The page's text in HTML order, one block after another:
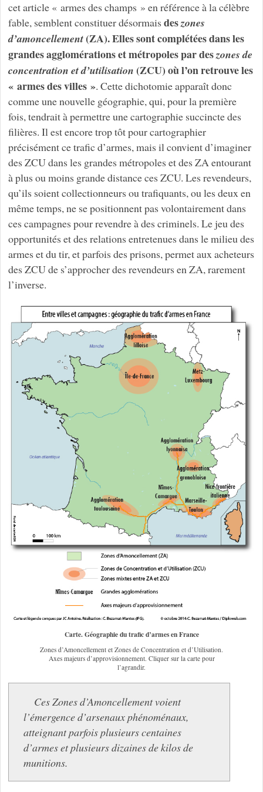
cet article « armes des champs » en référence à la célèbre
fable, semblent constituer désormais deszones
d’amoncellement(ZA). Elles sont complétées dans les
grandes agglomérations et métropoles par deszones de
concentration et d’utilisation (ZCU) où l’on retrouve les
« armes des villes ». Cette dichotomie apparaît donc
comme une nouvelle géographie, qui, pour la première
fois, tendrait à permettre une cartographie succincte des
filières. Il est encore trop tôt pour cartographier
précisément ce trafic d’armes, mais il convient d’imaginer
des ZCU dans les grandes métropoles et des ZA entourant
à plus ou moins grande distance ces ZCU. Les revendeurs,
qu’ils soient collectionneurs ou trafiquants, ou les deux en
même temps, ne se positionnent pas volontairement dans
ces campagnes pour revendre à des criminels. Le jeu des
opportunités et des relations entretenues dans le milieu des
armes et du tir, et parfois des prisons, permet aux acheteurs
des ZCU de s’approcher des revendeurs en ZA, rarement
l’inverse.
Carte. Géographie du trafic d’armes en France
Zones d’Amoncellement et Zones de Concentration et d’Utilisation.
Axes majeurs d’approvisionnement. Cliquer sur la carte pour
l’agrandir.
Ces Zones d’Amoncellement voient
l’émergence d’arsenaux phénoménaux,
atteignant parfois plusieurs centaines
d’armes et plusieurs dizaines de kilos de
munitions.